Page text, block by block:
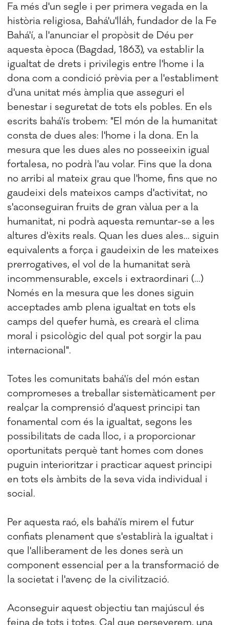
Fa més d'un segle i per primera vegada en la
història religiosa, Bahá'u'lláh, fundador de la Fe
Bahá'í, a l'anunciar el propòsit de Déu per
aquesta època (Bagdad, 1863), va establir la
igualtat de drets i privilegis entre l'home i la
dona com a condició prèvia per a l'establiment
d'una unitat més àmplia que asseguri el
benestar i seguretat de tots els pobles. En els
escrits bahá'ís trobem: "El món de la humanitat
consta de dues ales: l'home i la dona. En la
mesura que les dues ales no posseeixin igual
fortalesa, no podrà l'au volar. Fins que la dona
no arribi al mateix grau que l'home, fins que no
gaudeixi dels mateixos camps d'activitat, no
s'aconseguiran fruits de gran vàlua per a la
humanitat, ni podrà aquesta remuntar-se a les
altures d'èxits reals. Quan les dues ales... siguin
equivalents a força i gaudeixin de les mateixes
prerrogatives, el vol de la humanitat serà
incommensurable, excels i extraordinari (...)
Només en la mesura que les dones siguin
acceptades amb plena igualtat en tots els
camps del quefer humà, es crearà el clima
moral i psicològic del qual pot sorgir la pau
internacional".
Totes les comunitats bahá'ís del món estan
compromeses a treballar sistemàticament per
realçar la comprensió d'aquest principi tan
fonamental com és la igualtat, segons les
possibilitats de cada lloc, i a proporcionar
oportunitats perquè tant homes com dones
puguin interioritzar i practicar aquest principi
en tots els àmbits de la seva vida individual i
social.
Per aquesta raó, els bahá'ís mirem el futur
confiats plenament que s'establirà la igualtat i
que l'alliberament de les dones serà un
component essencial per a la transformació de
la societat i l'avenç de la civilització.
Aconseguir aquest objectiu tan majúscul és